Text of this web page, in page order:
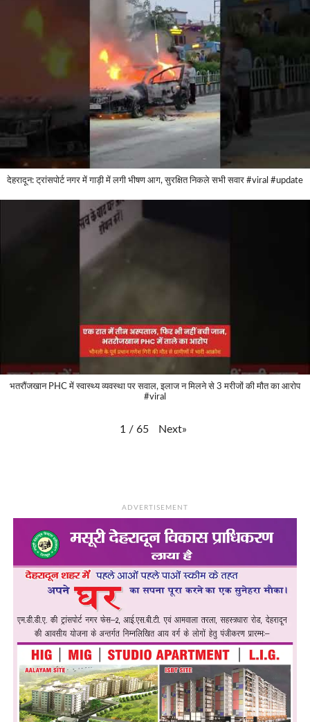
देहरादून: ट्रांसपोर्ट नगर में गाड़ी में लगी भीषण आग, सुरक्षित निकले सभी सवार #viral #update
भतरौंजखान PHC में स्वास्थ्य व्यवस्था पर सवाल, इलाज न मिलने से 3 मरीजों की मौत का आरोप
#viral
1 / 65 Next»
ADVERTISEMENT